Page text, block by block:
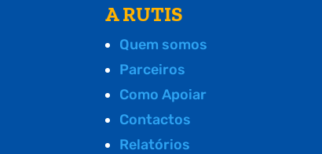
A RUTIS
Quem somos
Parceiros
Como Apoiar
Contactos
Relatórios